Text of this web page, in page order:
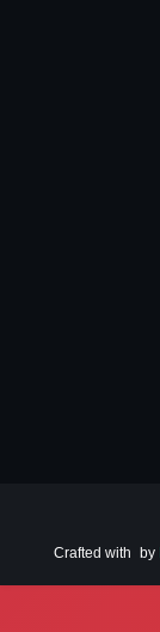
Crafted with by